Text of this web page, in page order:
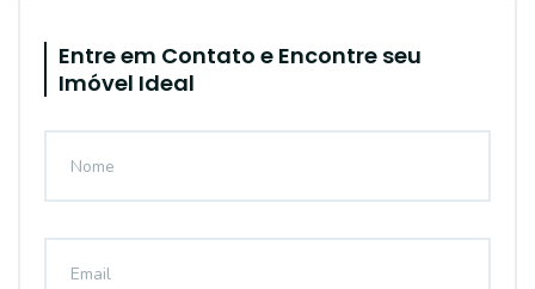
Entre em Contato e Encontre seu
Imóvel Ideal